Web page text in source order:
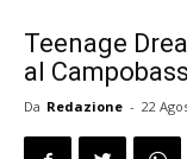
Teenage
al
Da Redazione - 22